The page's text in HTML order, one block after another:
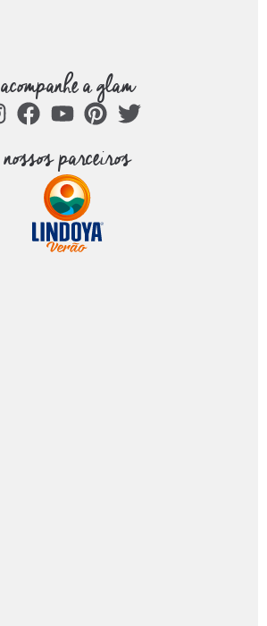
acompanhe a glam
nossos parceiros